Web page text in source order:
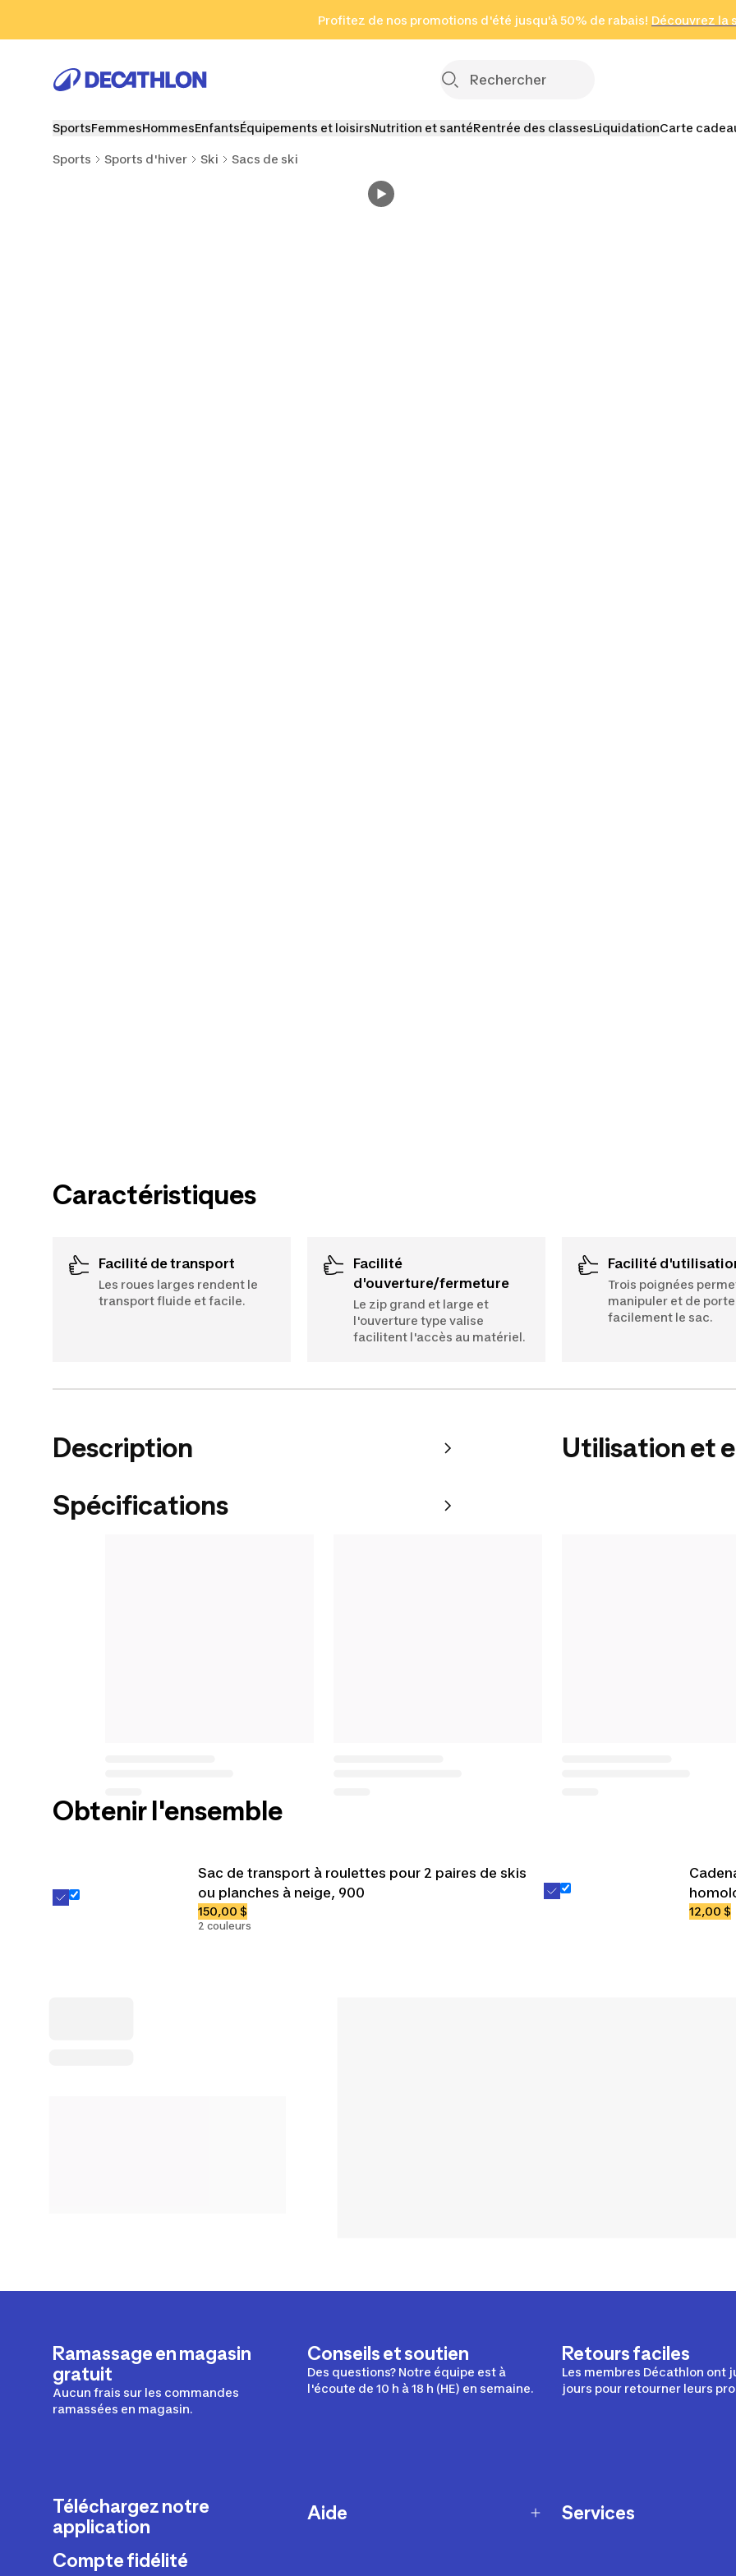
Aller au pied de page
Profitez de nos promotions d'été jusqu'à 50% de rabais! Découvrez la
Cliquez ici
en seulement 2
(Zones sélectionnées)
SportsFemmesHommesEnfantsÉquipements et loisirsNutrition et santéRentrée des classesLiquidationCarte
Sports Sports d'hiver Ski Sacs de ski
Caractéristiques
Facilité de transport
Les roues larges rendent le
transport fluide et facile.
Facilité
d'ouverture/fermeture
Le zip grand et large et
l'ouverture type valise
facilitent l'accès au matériel.
Facilité
Trois poignées
manipuler et de
facilement le sac.
Description
Spécifications
Utilisation et
Obtenir l'ensemble
Sac de transport à roulettes pour 2 paires de skis
ou planches à neige, 900
150,00 $
2 couleurs
12,00 $
Ramassage en magasin
gratuit
Aucun frais sur les commandes
ramassées en magasin.
Conseils et soutien
Des questions? Notre équipe est à
l'écoute de 10 h à 18 h (HE) en semaine.
Retours faciles
Les membres Décathlon ont
jours pour retourner leurs
Téléchargez notre
application
Compte fidélité
Aide Services